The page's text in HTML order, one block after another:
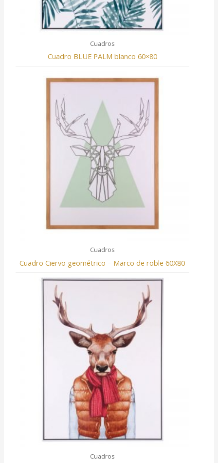
Cuadros
Cuadro BLUE PALM blanco 60×80
Cuadros
Cuadro Ciervo geométrico – Marco de roble 60X80
Cuadros